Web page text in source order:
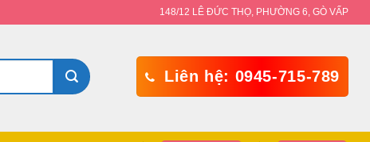
148/12 LÊ ĐỨC THỌ, PHƯỜNG 6, GÒ VẤP
Liên hệ: 0945-715-789